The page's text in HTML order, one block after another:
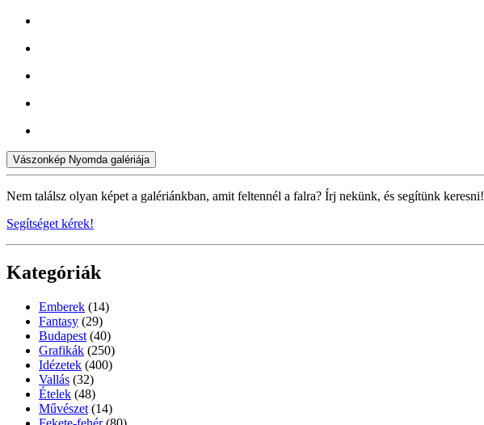
Vászonkép Nyomda galériája
Nem találsz olyan képet a galériánkban, amit feltennél a falra? Írj nekünk, és segítünk keresni!
Segítséget kérek!
Kategóriák
Emberek (14)
Fantasy (29)
Budapest (40)
Grafikák (250)
Idézetek (400)
Vallás (32)
Ételek (48)
Művészet (14)